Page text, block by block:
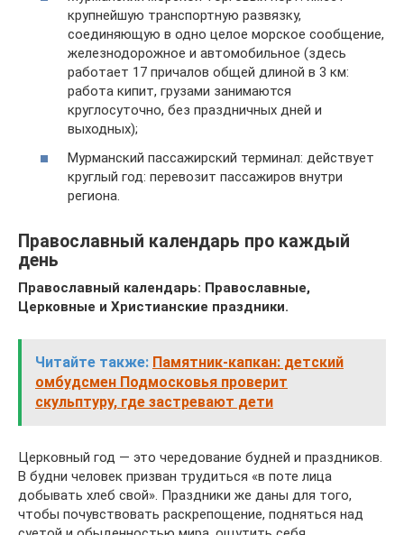
крупнейшую транспортную развязку,
соединяющую в одно целое морское сообщение,
железнодорожное и автомобильное (здесь
работает 17 причалов общей длиной в 3 км:
работа кипит, грузами занимаются
круглосуточно, без праздничных дней и
выходных);
Мурманский пассажирский терминал: действует
круглый год: перевозит пассажиров внутри
региона.
Православный календарь про каждый
день
Православный календарь: Православные,
Церковные и Христианские праздники.
Читайте также: Памятник-капкан: детский
омбудсмен Подмосковья проверит
скульптуру, где застревают дети
Церковный год — это чередование будней и праздников.
В будни человек призван трудиться «в поте лица
добывать хлеб свой». Праздники же даны для того,
чтобы почувствовать раскрепощение, подняться над